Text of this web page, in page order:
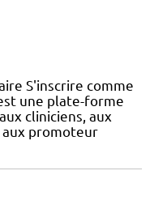
S'inscrire comme
une plate-forme
cliniciens, aux
promoteur